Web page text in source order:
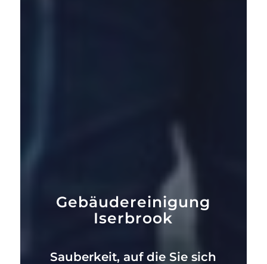
Gebäudereinigung
Iserbrook
Sauberkeit, auf die Sie sich